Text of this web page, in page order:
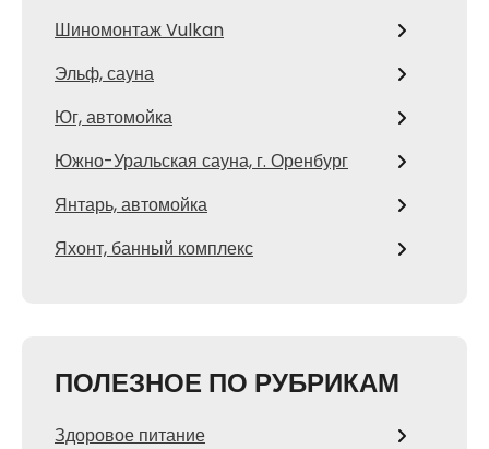
Шиномонтаж Vulkan
Эльф, сауна
Юг, автомойка
Южно-Уральская сауна, г. Оренбург
Янтарь, автомойка
Яхонт, банный комплекс
ПОЛЕЗНОЕ ПО РУБРИКАМ
Здоровое питание